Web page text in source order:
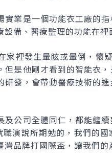
實業是一個功能衣工廠的
備、醫療監理的功能在裡
家裡發生暈眩或暈倒，懷
但是他剛才看到的智能衣
研發，會帶動醫療技術的
及公司全體同仁，都能繼
演說所期勉的，我們的
品牌打國際盃，讓我們